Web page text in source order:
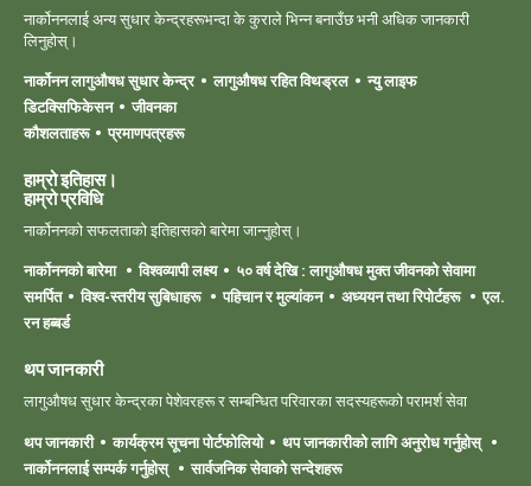
नार्कोननलाई अन्य सुधार केन्द्रहरूभन्दा के कुराले भिन्न बनाउँछ भनी अधिक जानकारी
लिनुहोस्।
नार्कोनन लागुऔषध सुधार केन्द्र
लागुऔषध रहित विथड्रल
न्यु लाइफ
डिटक्सिफिकेसन
जीवनका
कौशलताहरू
प्रमाणपत्रहरू
हाम्रो इतिहास।
हाम्रो ‍प्रविधि
नार्कोननको सफलताको इतिहासको बारेमा जान्नुहोस्।
नार्कोननको बारेमा
विश्वव्यापी लक्ष्य
५० वर्ष देखि : लागुऔषध मुक्त जीवनको सेवामा
समर्पित
विश्व-स्तरीय सुबिधाहरू पहिचान र मुल्यांकन अध्ययन तथा रिपोर्टहरू
एल.
रन हब्बर्ड
थप जानकारी
लागुऔषध सुधार केन्द्रका पेशेवरहरू र सम्बन्धित परिवारका सदस्यहरूको परामर्श सेवा
थप जानकारी
कार्यक्रम सूचना पोर्टफोलियो
थप जानकारीको लागि अनुरोध गर्नुहोस्
नार्कोननलाई सम्पर्क गर्नुहोस्
सार्वजनिक सेवाको सन्देशहरू